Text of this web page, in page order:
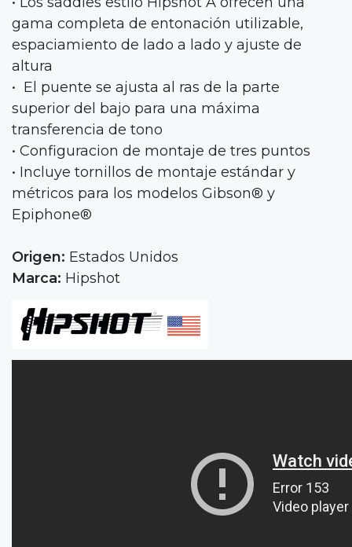
gama completa de entonación utilizable,
espaciamiento de lado a lado y ajuste de
altura
• El puente se ajusta al ras de la parte
superior del bajo para una máxima
transferencia de tono
• Configuracion de montaje de tres puntos
• Incluye tornillos de montaje estándar y
métricos para los modelos Gibson® y
Epiphone®
Origen: Estados Unidos
Marca: Hipshot